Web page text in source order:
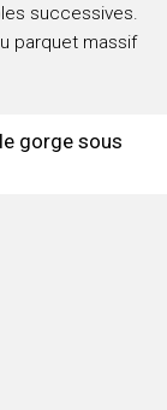
successives.
parquet massif
gorge sous